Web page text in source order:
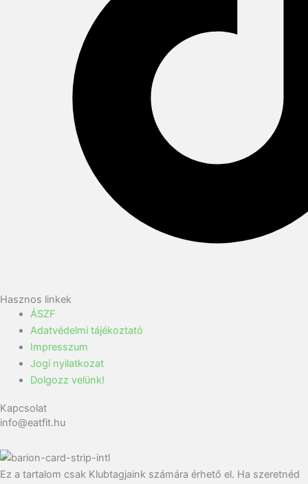
Hasznos linkek
ÁSZF
Adatvédelmi tájékoztató
Impresszum
Jogi nyilatkozat
Dolgozz velünk!
Kapcsolat
info@eatfit.hu
Ez a tartalom csak Klubtagjaink számára érhető el. Ha szeretnéd